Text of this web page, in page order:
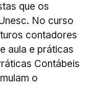
que os
No curso
contadores
aula e práticas
Contábeis
o